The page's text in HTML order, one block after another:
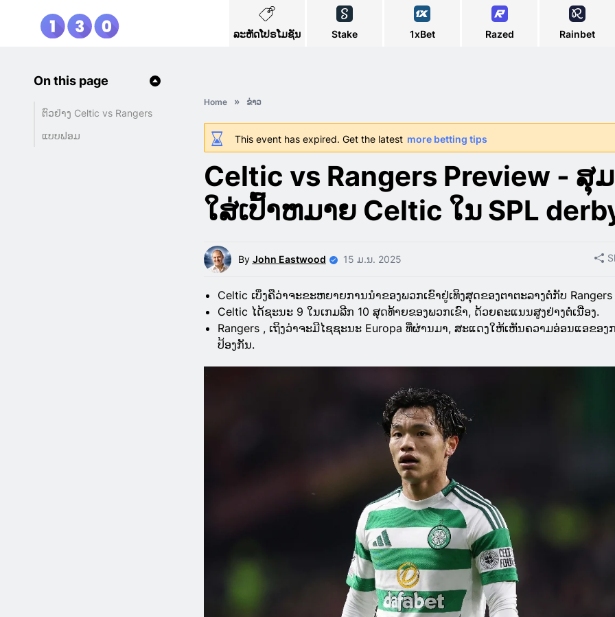
ລະຫັດໂປຣໂມຊັນ Stake 1xBet Razed Rainbet
On this page
ຕົວຢ່າງ Celtic vs Rangers
ແບບຟອມ
Home ຂ່າວ
This event has expired. Get the latest more betting tips
Celtic vs Rangers Preview - ສຸມ
ໃສ່ເປົ້າຫມາຍ Celtic ໃນ SPL
By John Eastwood 15 ມ.ນ. 2025
Celtic ເບິ່ງຄືວ່າຈະຂະຫຍາຍການນໍາຂອງພວກເຂົາຢູ່ເທິງສຸດຂອງຕາຕະລາງຕໍ່ກັບ Rangers
Celtic ໄດ້ຊະນະ 9 ໃນເກມລີກ 10 ສຸດທ້າຍຂອງພວກເຂົາ, ດ້ວຍຄະແນນສູງຢ່າງຕໍ່ເນື່ອງ.
Rangers , ເຖິງວ່າຈະມີໄຊຊະນະ Europa ທີ່ຜ່ານມາ, ສະແດງໃຫ້ເຫັນຄວາມອ່ອນແອຂອງ
ປ້ອງກັນ.